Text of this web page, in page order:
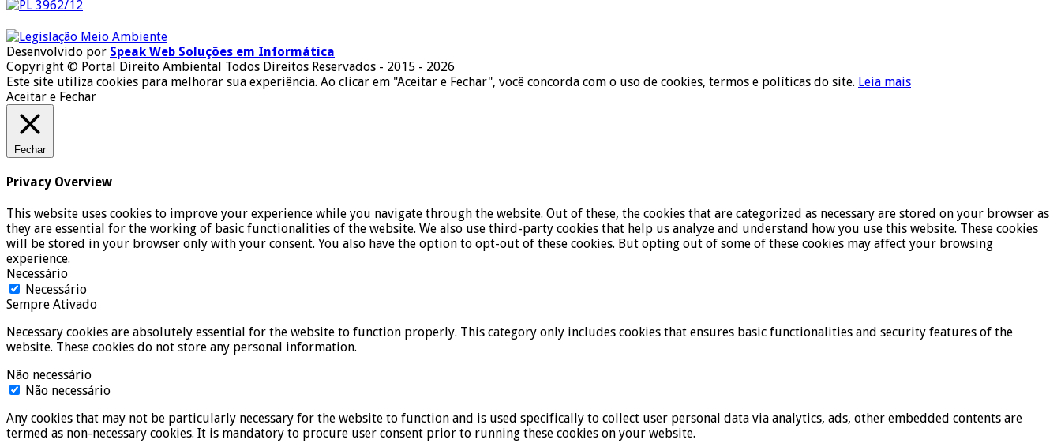
Desenvolvido por Speak Web Soluções em Informática
Copyright © Portal Direito Ambiental Todos Direitos Reservados - 2015 - 2026
Este site utiliza cookies para melhorar sua experiência. Ao clicar em "Aceitar e Fechar", você concorda com o uso de cookies, termos e políticas do site. Leia mais
Aceitar e Fechar
Fechar
Privacy Overview
This website uses cookies to improve your experience while you navigate through the website. Out of these, the cookies that are categorized as necessary are stored on your browser as
they are essential for the working of basic functionalities of the website. We also use third-party cookies that help us analyze and understand how you use this website. These cookies
will be stored in your browser only with your consent. You also have the option to opt-out of these cookies. But opting out of some of these cookies may affect your browsing
experience.
Necessário
Necessário
Sempre Ativado
Necessary cookies are absolutely essential for the website to function properly. This category only includes cookies that ensures basic functionalities and security features of the
website. These cookies do not store any personal information.
Não necessário
Não necessário
Any cookies that may not be particularly necessary for the website to function and is used specifically to collect user personal data via analytics, ads, other embedded contents are
termed as non-necessary cookies. It is mandatory to procure user consent prior to running these cookies on your website.